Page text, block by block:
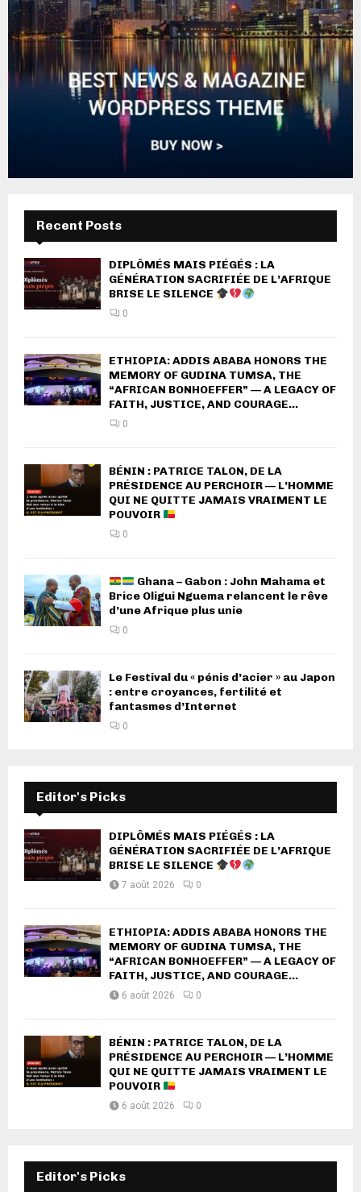
Recent Posts
DIPLÔMÉS MAIS PIÉGÉS : LA
GÉNÉRATION SACRIFIÉE DE L’AFRIQUE
BRISE LE SILENCE
0
ETHIOPIA: ADDIS ABABA HONORS THE
MEMORY OF GUDINA TUMSA, THE
“AFRICAN BONHOEFFER” — A LEGACY OF
FAITH, JUSTICE, AND COURAGE...
0
BÉNIN : PATRICE TALON, DE LA
PRÉSIDENCE AU PERCHOIR — L’HOMME
QUI NE QUITTE JAMAIS VRAIMENT LE
POUVOIR
0
Ghana – Gabon : John Mahama et
Brice Oligui Nguema relancent le rêve
d’une Afrique plus unie
0
Le Festival du « pénis d’acier » au Japon
: entre croyances, fertilité et
fantasmes d’Internet
0
Editor's Picks
DIPLÔMÉS MAIS PIÉGÉS : LA
GÉNÉRATION SACRIFIÉE DE L’AFRIQUE
BRISE LE SILENCE
7 août 2026 0
ETHIOPIA: ADDIS ABABA HONORS THE
MEMORY OF GUDINA TUMSA, THE
“AFRICAN BONHOEFFER” — A LEGACY OF
FAITH, JUSTICE, AND COURAGE...
6 août 2026 0
BÉNIN : PATRICE TALON, DE LA
PRÉSIDENCE AU PERCHOIR — L’HOMME
QUI NE QUITTE JAMAIS VRAIMENT LE
POUVOIR
6 août 2026 0
Editor's Picks